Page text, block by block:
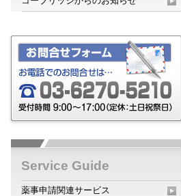
Service Guide
薬事申請関連サービス